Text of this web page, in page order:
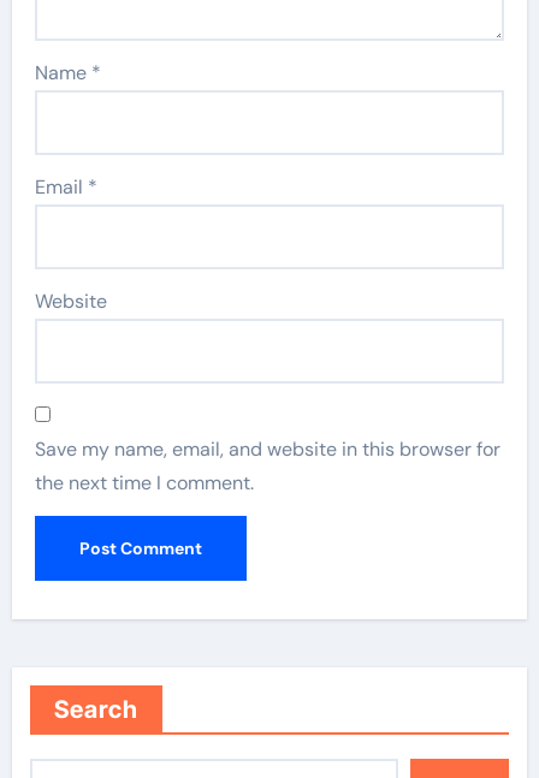
Name *
Email *
Website
Save my name, email, and website in this browser for
the next time I comment.
Search